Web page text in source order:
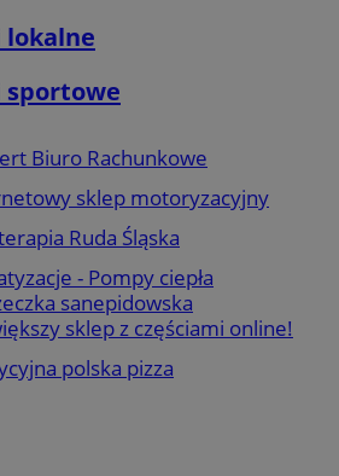
lokalne
sportowe
Biuro Rachunkowe
sklep motoryzacyjny
Ruda Śląska
- Pompy ciepła
sanepidowska
sklep z częściami online!
polska pizza